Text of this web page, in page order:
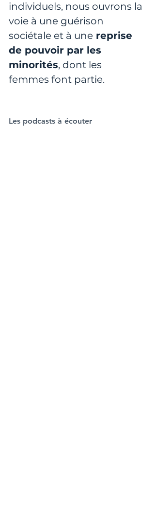
individuels, nous ouvrons la
voie à une guérison
sociétale et à une reprise
de pouvoir par les
minorités, dont les
femmes font partie.
Les podcasts à écouter